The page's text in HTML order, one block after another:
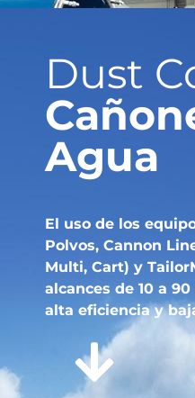
Dust
Agua
El uso de los
Polvos, Cannon
Multi, Cart) y
alcances de 10 a
alta eficiencia y